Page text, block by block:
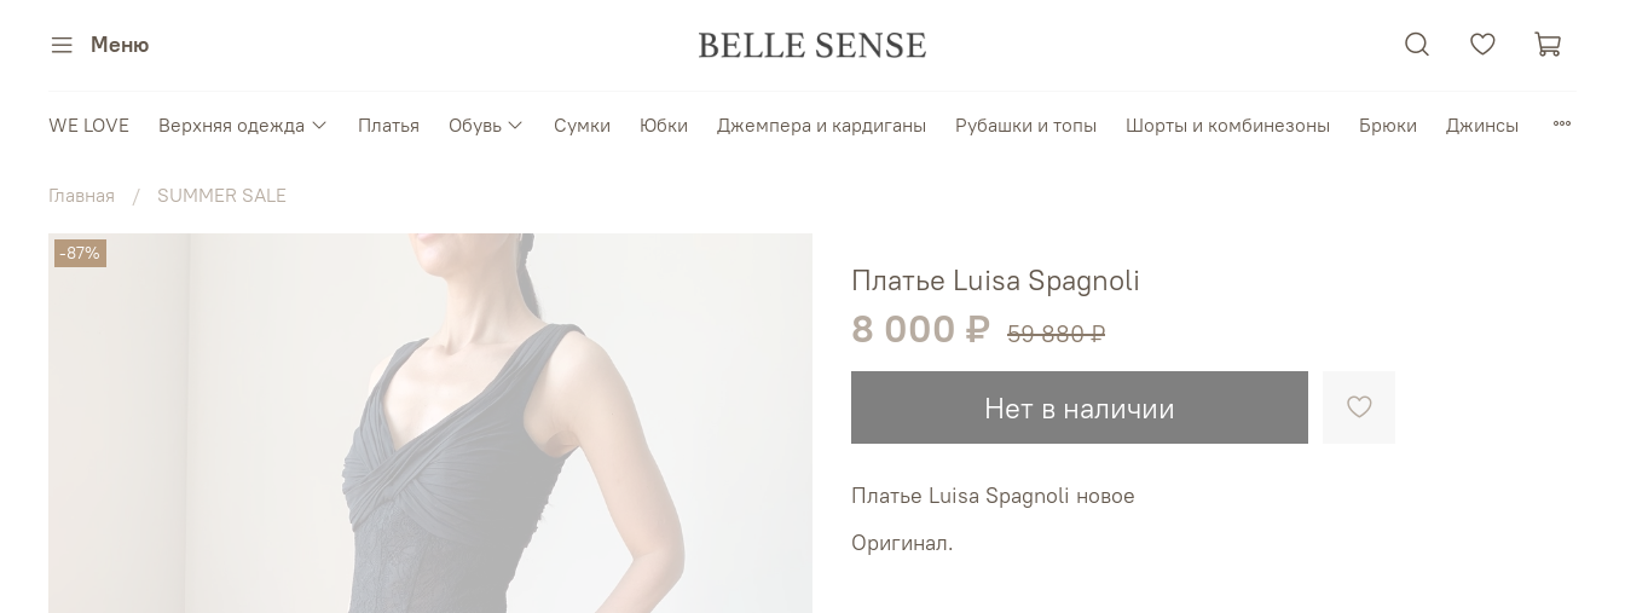
Меню
WE LOVE Верхняя одежда Платья Обувь Сумки Юбки Джемпера и кардиганы Рубашки и топы Шорты и комбинезоны Брюки Джинсы
Главная SUMMER SALE
-87%
Платье Luisa Spagnoli
8 000 ₽ 59 880 ₽
Нет в наличии
Платье Luisa Spagnoli новое
Оригинал.